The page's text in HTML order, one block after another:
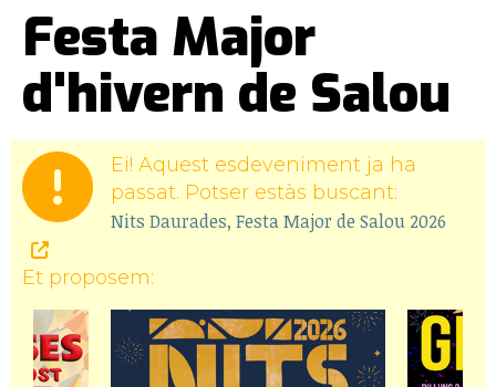
Festa Major
d'hivern de Salou
Ei! Aquest esdeveniment ja ha
passat. Potser estàs buscant:
Nits Daurades, Festa Major de Salou 2026
Et proposem: